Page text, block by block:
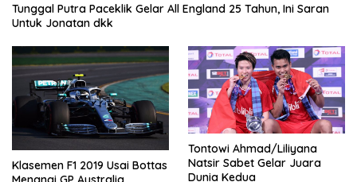
Tunggal Putra Paceklik Gelar All England 25 Tahun, Ini Saran
Untuk Jonatan dkk
Klasemen F1 2019 Usai Bottas
Tontowi Ahmad/Liliyana
Natsir Sabet Gelar Juara
Dunia Kedua